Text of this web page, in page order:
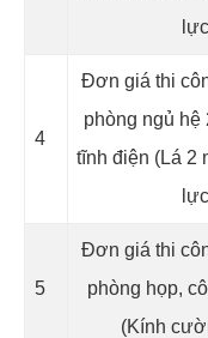
4
Đơn giá thi
phòng ngủ
tĩnh điện (Lá 2
5
Đơn giá thi
phòng họp,
(Kính